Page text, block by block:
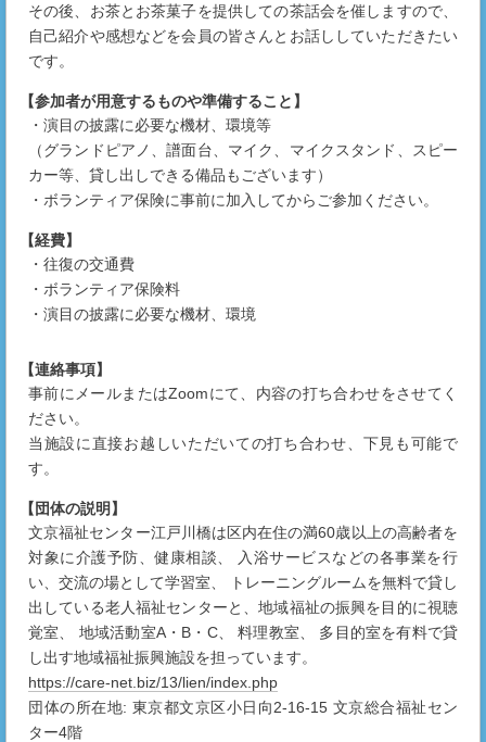
その後、お茶とお茶菓子を提供しての茶話会を催しますので、
自己紹介や感想などを会員の皆さんとお話ししていただきたい
です。
【参加者が用意するものや準備すること】
・演目の披露に必要な機材、環境等
（グランドピアノ、譜面台、マイク、マイクスタンド、スピー
カー等、貸し出しできる備品もございます）
・ボランティア保険に事前に加入してからご参加ください。
【経費】
・往復の交通費
・ボランティア保険料
・演目の披露に必要な機材、環境
【連絡事項】
事前にメールまたはZoomにて、内容の打ち合わせをさせてく
ださい。
当施設に直接お越しいただいての打ち合わせ、下見も可能で
す。
【団体の説明】
文京福祉センター江戸川橋は区内在住の満60歳以上の高齢者を
対象に介護予防、健康相談、 入浴サービスなどの各事業を行
い、交流の場として学習室、 トレーニングルームを無料で貸し
出している老人福祉センターと、地域福祉の振興を目的に視聴
覚室、 地域活動室A・B・C、 料理教室、 多目的室を有料で貸
し出す地域福祉振興施設を担っています。
https://care-net.biz/13/lien/index.php
団体の所在地: 東京都文京区小日向2-16-15 文京総合福祉セン
ター4階